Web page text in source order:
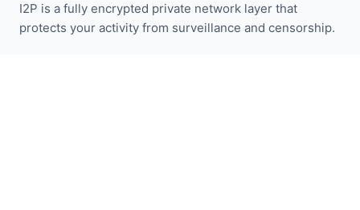
I2P is a fully encrypted private network layer that
protects your activity from surveillance and censorship.